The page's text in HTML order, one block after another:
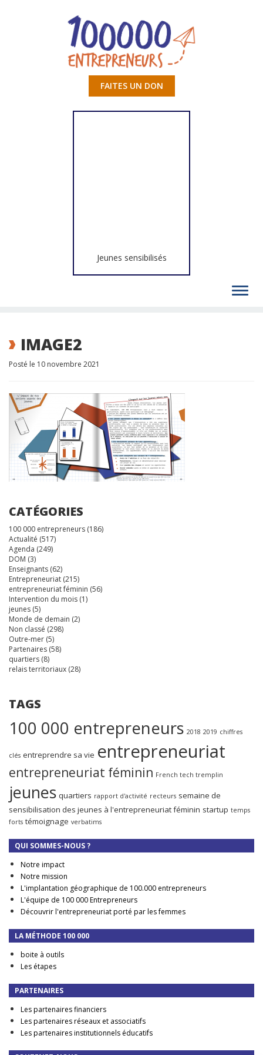
FAITES UN DON
Jeunes sensibilisés
IMAGE2
Posté le 10 novembre 2021
CATÉGORIES
100 000 entrepreneurs (186)
Actualité (517)
Agenda (249)
DOM (3)
Enseignants (62)
Entrepreneuriat (215)
entrepreneuriat féminin (56)
Intervention du mois (1)
jeunes (5)
Monde de demain (2)
Non classé (298)
Outre-mer (5)
Partenaires (58)
quartiers (8)
relais territoriaux (28)
TAGS
100 000 entrepreneurs 2018 2019 chiffres
clés entreprendre sa vie entrepreneuriat
entrepreneuriat féminin French tech tremplin
jeunes quartiers rapport d'activité recteurs semaine de
sensibilisation des jeunes à l'entrepreneuriat féminin startup temps
forts témoignage verbatims
QUI SOMMES-NOUS ?
Notre impact
Notre mission
L'implantation géographique de 100.000 entrepreneurs
L'équipe de 100 000 Entrepreneurs
Découvrir l'entrepreneuriat porté par les femmes
LA MÉTHODE 100 000
boite à outils
Les étapes
PARTENAIRES
Les partenaires financiers
Les partenaires réseaux et associatifs
Les partenaires institutionnels éducatifs